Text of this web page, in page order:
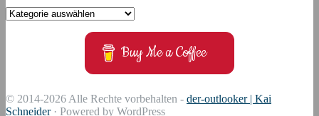
Wählen
Buy Me a Coffee
© 2014-2026 Alle Rechte vorbehalten - der-outlooker | Kai
Schneider· Powered by WordPress